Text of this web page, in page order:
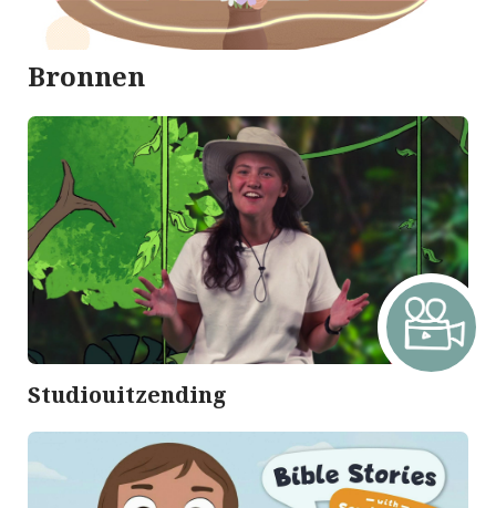
Bronnen
Studiouitzending